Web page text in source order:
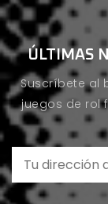
ÚLTIMAS
Suscríbete al
juegos de rol